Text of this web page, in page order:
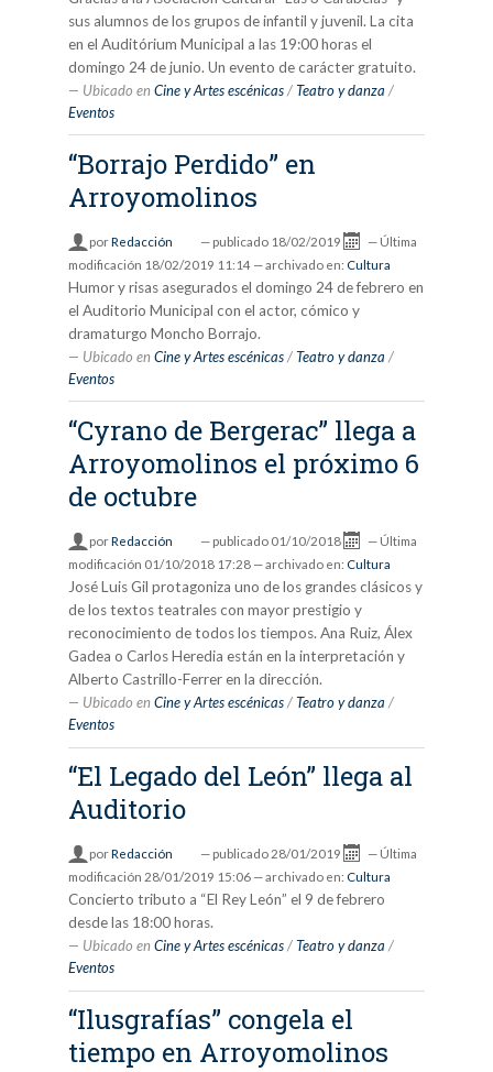
sus alumnos de los grupos de infantil y juvenil. La cita
en el Auditórium Municipal a las 19:00 horas el
domingo 24 de junio. Un evento de carácter gratuito.
Ubicado en Cine y Artes escénicas /Teatro y danza /
Eventos
“Borrajo Perdido” en
Arroyomolinos
porRedacción — publicado 18/02/2019 — Última
modificación 18/02/2019 11:14 — archivado en: Cultura
Humor y risas asegurados el domingo 24 de febrero en
el Auditorio Municipal con el actor, cómico y
dramaturgo Moncho Borrajo.
Ubicado en Cine y Artes escénicas /Teatro y danza /
Eventos
“Cyrano de Bergerac” llega a
Arroyomolinos el próximo 6
de octubre
porRedacción — publicado 01/10/2018 — Última
modificación 01/10/2018 17:28 — archivado en: Cultura
José Luis Gil protagoniza uno de los grandes clásicos y
de los textos teatrales con mayor prestigio y
reconocimiento de todos los tiempos. Ana Ruiz, Álex
Gadea o Carlos Heredia están en la interpretación y
Alberto Castrillo-Ferrer en la dirección.
Ubicado en Cine y Artes escénicas /Teatro y danza /
Eventos
“El Legado del León” llega al
Auditorio
porRedacción — publicado 28/01/2019 — Última
modificación 28/01/2019 15:06 — archivado en: Cultura
Concierto tributo a “El Rey León” el 9 de febrero
desde las 18:00 horas.
Ubicado en Cine y Artes escénicas /Teatro y danza /
Eventos
“Ilusgrafías” congela el
tiempo en Arroyomolinos